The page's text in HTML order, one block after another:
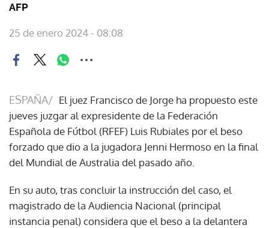
AFP
25 de enero 2024 - 08:08
ESPAÑA/ El juez Francisco de Jorge ha propuesto este
jueves juzgar al expresidente de la Federación
Española de Fútbol (RFEF) Luis Rubiales por el beso
forzado que dio a la jugadora Jenni Hermoso en la final
del Mundial de Australia del pasado año.
En su auto, tras concluir la instrucción del caso, el
magistrado de la Audiencia Nacional (principal
instancia penal) considera que el beso a la delantera